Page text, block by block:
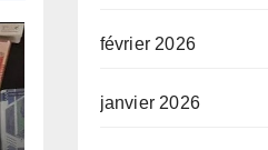
février 2026
janvier 2026